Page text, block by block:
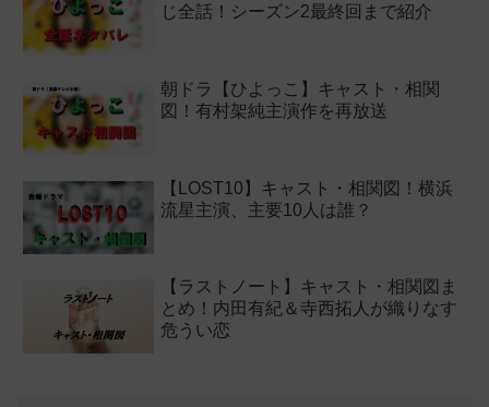
じ全話！シーズン2最終回まで紹介
朝ドラ【ひよっこ】キャスト・相関
図！有村架純主演作を再放送
【LOST10】キャスト・相関図！横浜
流星主演、主要10人は誰？
【ラストノート】キャスト・相関図ま
とめ！内田有紀＆寺西拓人が織りなす
危うい恋